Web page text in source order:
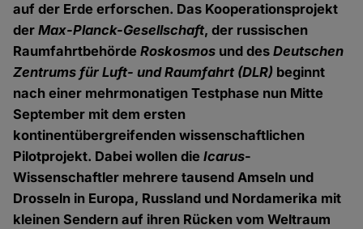
auf der Erde erforschen. Das Kooperationsprojekt
derMax-Planck-Gesellschaft, der russischen
RaumfahrtbehördeRoskosmos und desDeutschen
Zentrums für Luft- und Raumfahrt (DLR) beginnt
nach einer mehrmonatigen Testphase nun Mitte
September mit dem ersten
kontinentübergreifenden wissenschaftlichen
Pilotprojekt. Dabei wollen dieIcarus-
Wissenschaftler mehrere tausend Amseln und
Drosseln in Europa, Russland und Nordamerika mit
kleinen Sendern auf ihren Rücken vom Weltraum